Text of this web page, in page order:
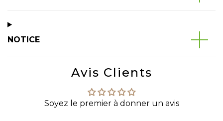
NOTICE
Avis Clients
Soyez le premier à donner un avis